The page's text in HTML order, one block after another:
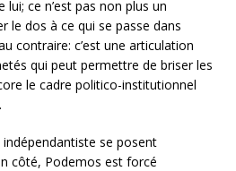
ce n’est pas non plus un
le dos à ce qui se passe dans
contraire: c’est une articulation
qui peut permettre de briser les
le cadre politico-institutionnel
se posent
côté, Podemos est forcé